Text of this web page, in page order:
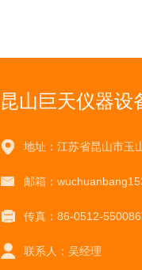
昆山巨天仪器设
地址：江苏省昆山市玉
邮箱：
传真：86-0512-
联系人：吴经理